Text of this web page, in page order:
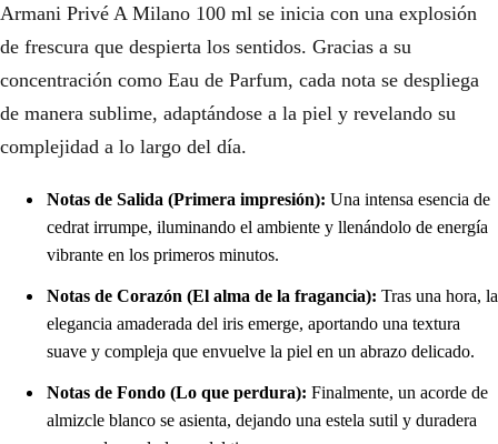
Armani Privé A Milano 100 ml se inicia con una explosión
de frescura que despierta los sentidos. Gracias a su
concentración como Eau de Parfum, cada nota se despliega
de manera sublime, adaptándose a la piel y revelando su
complejidad a lo largo del día.
Notas de Salida (Primera impresión): Una intensa esencia de
cedrat irrumpe, iluminando el ambiente y llenándolo de energía
vibrante en los primeros minutos.
Notas de Corazón (El alma de la fragancia): Tras una hora, la
elegancia amaderada del iris emerge, aportando una textura
suave y compleja que envuelve la piel en un abrazo delicado.
Notas de Fondo (Lo que perdura): Finalmente, un acorde de
almizcle blanco se asienta, dejando una estela sutil y duradera